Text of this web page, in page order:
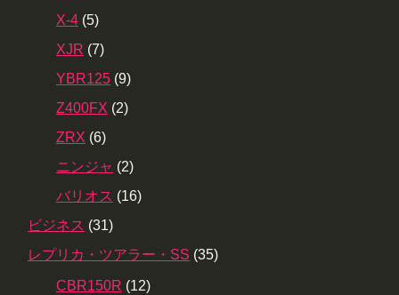
X-4 (5)
XJR (7)
YBR125 (9)
Z400FX (2)
ZRX (6)
ニンジャ (2)
バリオス (16)
ビジネス (31)
レプリカ・ツアラー・SS (35)
CBR150R (12)